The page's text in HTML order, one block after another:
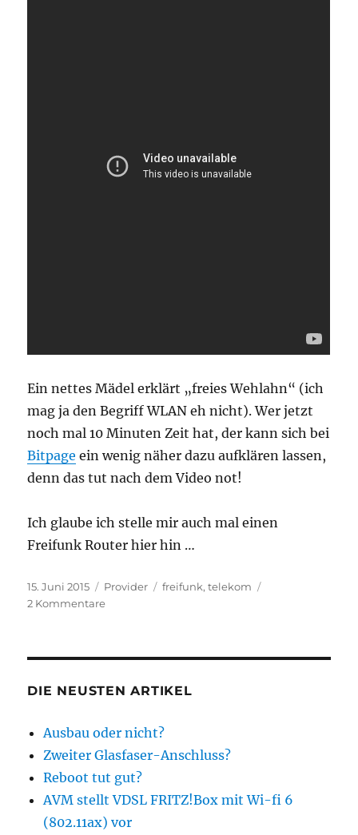
Ein nettes Mädel erklärt „freies Wehlahn“ (ich
mag ja den Begriff WLAN eh nicht). Wer jetzt
noch mal 10 Minuten Zeit hat, der kann sich bei
Bitpage ein wenig näher dazu aufklären lassen,
denn das tut nach dem Video not!
Ich glaube ich stelle mir auch mal einen
Freifunk Router hier hin …
Veröffentlicht
am
15. Juni 2015 Kategorien
Provider Schlagwörter
freifunk,telekom
2 Kommentarezu
Freies
DIE NEUSTEN ARTIKEL
Ausbau oder nicht?
Zweiter Glasfaser-Anschluss?
Reboot tut gut?
AVM stellt VDSL FRITZ!Box mit Wi-fi 6
(802.11ax) vor